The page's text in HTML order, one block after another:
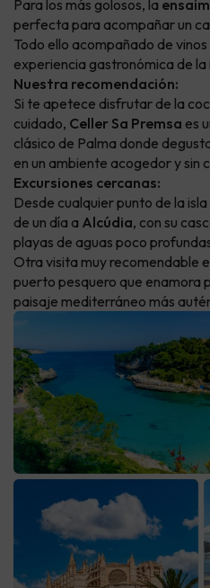
Para los más golosos, la
perfecta para acompañar un
Todo ello acompañado de
experiencia gastronómica de la
Nuestra recomendación:
Si te apetece disfrutar de la
cuidado, Celler Sa Premsa es
clásico de Palma donde
en un ambiente acogedor y sin
Excursiones cercanas:
Desde cualquier punto de la
de un día a Alcúdia, con su
playas de aguas poco
Otra visita muy recomendable
puerto pesquero que enamora
paisaje mediterráneo más